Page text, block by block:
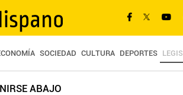
SOCIEDAD CULTURA DEPORTES
ABAJO